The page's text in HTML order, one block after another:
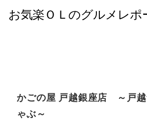
かごの屋 戸越銀座店 ～戸
ゃぶ～